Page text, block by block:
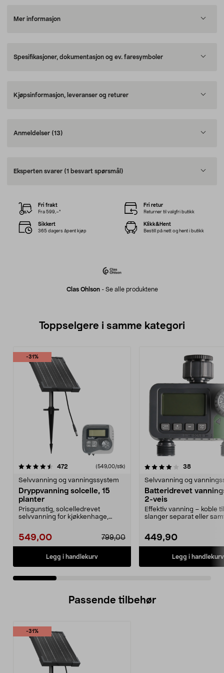
Mer informasjon
Spesifikasjoner, dokumentasjon og ev. faresymboler
Kjøpsinformasjon, leveranser og returer
Anmeldelser (13)
Eksperten svarer (1 besvart spørsmål)
Clas Ohlson- Se alle produktene
Fri frakt
Fra 599,–*
Fri retur
Returner til valgfri butikk
Sikkert
365 dagers åpent kjøp
Klikk&Hent
Bestill på nett og hent i butikk
Toppselgere i samme kategori
-31%
472 anmeldelser(549,00/stk)
Selvvanning og vanningssystem
Dryppvanning solcelle, 15
planter
Prisgunstig, solcelledrevet
selvvanning for kjøkkenhage,
549,00 799,00
Legg i handlekurv
4.0 av 5 stjerner 38
Selvvanning og
Batteridrevet
2-veis
Effektiv vanning – koble
slanger separat eller
449,90
Legg i handlekurv
4.5 av 5 stjerner
Passende tilbehør
-31%